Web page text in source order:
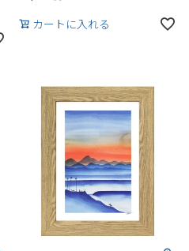
カートに入れる